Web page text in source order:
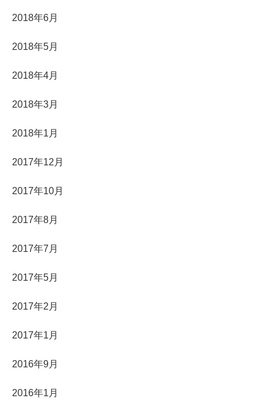
2018年6月
2018年5月
2018年4月
2018年3月
2018年1月
2017年12月
2017年10月
2017年8月
2017年7月
2017年5月
2017年2月
2017年1月
2016年9月
2016年1月